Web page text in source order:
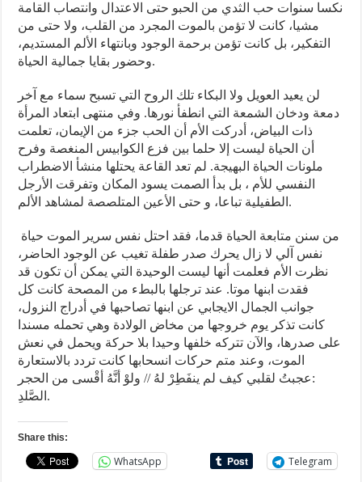
نكسا سنوات حب الثدي من الحبو حتى الاعتدال وانتصاب القامة
مشيا، كانت لا تؤمن بالموت المجرد من القلب، ولا حتى من
التفكير، بل كانت تؤمن برحمة الوجود وبانتهاء الألم المستديم،
وحضور بقايا جمالية الحياة.
لن يعيد العويل ولا البكاء تلك الروح التي تسبح سماء مع آخر
دمعة ودخان الشمعة التي انطفأ نورها. وفي منتهى ابتعاد المرأة
ذات البياض، أدركت الأم أن الحب جزء من الإيمان، تعلمت
أن الحياة ليست إلا حلما بين فزع الكوابيس المنغصة وفرح
ملونات الحياة البهيجة. لم تعد القاعة يحتلها منشأ الاضطراب
النفسي للأم ، بل بدأ الصمت يسود المكان وتفرقت الأرجل
الطفيلية تباعا، و حتى الأعين المتلصصة لمشاهد الألم.
نفس آلي لا زال يحرك صدر طفلة تغيب عن الوجود الحاضر،
نظرت الأم فعلمت أنها ليست الوحيدة التي يمكن أن تكون قد
فقدت ابنها موتا. عند ترجلها بالبطء من المصحة كانت كل
جوانب الجمال الايجابي عن ابنها تصاحبها في أدراج النزول،
كانت تذكر يوم خروجها من مخاض الولادة وهي تحمله مسندا
على صدرها، والآن تتركه خلفها وحيدا بلا حركة ويحمل في نعش
الموت، وعند متم حركات انسحابها كانت تردد بالاستعارة
:عجبتُ لقلبي كيف لم ينفَطِرْ لهُ // ولوْ أنَّهُ أقْسى من الحجر
الصَّلدِ.
Share this:
WhatsApp Telegram